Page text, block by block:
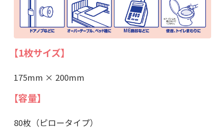
【1枚サイズ】
175mm × 200mm
【容量】
80枚（ピロータイプ）